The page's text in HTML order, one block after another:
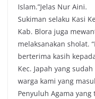
Islam.”Jelas Nur Aini.
Sukiman selaku Kasi
Kab. Blora juga
melaksanakan sholat.
berterima kasih
Kec. Japah yang
warga kami yang
Penyuluh Agama